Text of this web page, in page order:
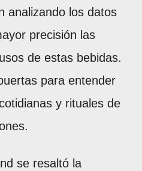
analizando los datos
precisión las
de estas bebidas.
para entender
y rituales de
se resaltó la